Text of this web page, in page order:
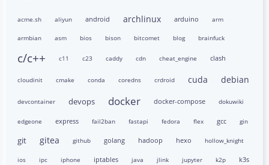
acme.sh aliyun android archlinux arduino arm
armbian asm bios bison bitcomet blog brainfuck
c/c++ c11 c23 caddy cdn cheat_engine clash
cloudinit cmake conda coredns crdroid cuda debian
devcontainer devops docker docker-compose dokuwiki
edgeone express fail2ban fastapi fedora flex gcc gin
git gitea github golang hadoop hexo hollow_knight
ios ipc iphone iptables java jlink jupyter k2p k3s